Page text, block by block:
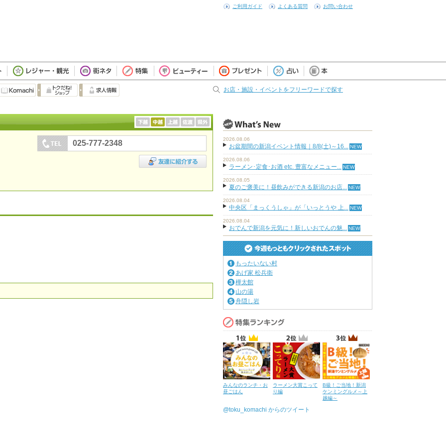
ご利用ガイド よくある質問 お問い合わせ
お店・施設・イベントをフリーワードで探す
025-777-2348 2026.08.06
お盆期間の新潟イベント情報｜8/8(土)～16...
2026.08.06
ラーメン･定食･お酒 etc. 豊富なメニュー...
2026.08.05
夏のご褒美に！昼飲みができる新潟のお店...
2026.08.04
中央区「まっくうしゃ」が「いっとうや 上...
2026.08.04
おでんで新潟を元気に！新しいおでんの魅...
もったいない村
あげ家 松兵衛
樺太館
山の湯
舟隠し岩
みんなのランチ・お
昼ごはん
ラーメン大賞こって
り編
B級！ご当地！新潟
ケンミングルメ～上
越編～
@toku_komachi からのツイート